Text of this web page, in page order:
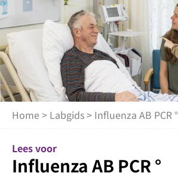
Home > Labgids> Influenza AB PCR °
Lees voor
Influenza AB PCR °